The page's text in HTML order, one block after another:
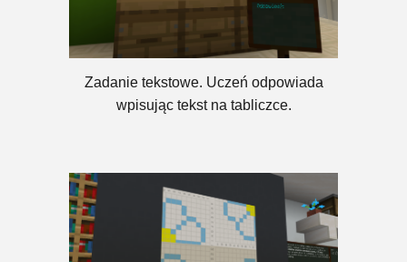
Zadanie tekstowe. Uczeń odpowiada
wpisując tekst na tabliczce.